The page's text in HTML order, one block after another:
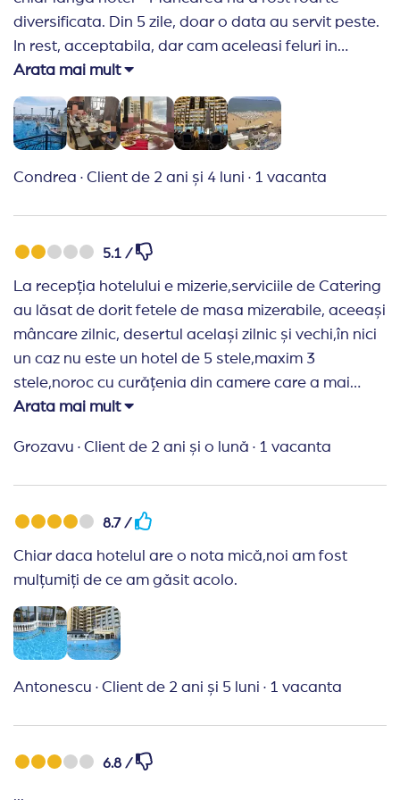
laptop sau 4 copii care au dansat populara , astea
au fast speranțele 5 seri.Chelnerii foarte
inabordabili și ii vezi ca comentează urat despre
comunica.Nu este de 5 stele deloc .2 -3 stele maxim
.Foarte dezamăgită.
diversificata. Din 5 zile, doar o data au servit peste.
In rest, acceptabila, dar cam aceleasi feluri in
fiecare zi - Cand am cerut curatenie in camera, doar
au schimbat prosoapele si au luat gunoiul. Nu au
aspirat deloc
Recomand Travelplanner:E prima data cand lucrez
cu o agentie si am facut o alegere minunata. M-au
Travel Planner.
Arata mai mult
Condrea · Client de 2 ani și 4 luni · 1 vacanta
5.1 /
La recepția hotelului e mizerie,serviciile de Catering
au lăsat de dorit fetele de masa mizerabile, aceeași
mâncare zilnic, desertul același zilnic și vechi,în nici
un caz nu este un hotel de 5 stele,maxim 3
stele,noroc cu curățenia din camere care a mai
salvat din imaginea hotelului.
Recomand Travelplanner:
agenția și prietenilor
Arata mai mult
Grozavu · Client de 2 ani și o lună · 1 vacanta
8.7 /
Chiar daca hotelul are o nota mică,noi am fost
mulțumiți de ce am găsit acolo.
Antonescu · Client de 2 ani și 5 luni · 1 vacanta
6.8 /
...